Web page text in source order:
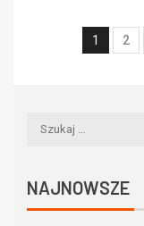
1 2
NAJNOWSZE